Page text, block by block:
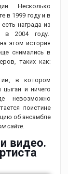
Несколько
в 1999 году и в
награда из
в 2004 году.
этом история
снимались в
таких как:
в котором
и ничего
невозможно
поистине
об ансамбле
сайте.
видео.